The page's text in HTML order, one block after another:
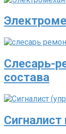
Слесарь-
состава
Сигналист